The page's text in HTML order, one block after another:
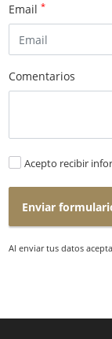
Email *
Comentarios
Acepto recibir
Enviar
Al enviar tus datos